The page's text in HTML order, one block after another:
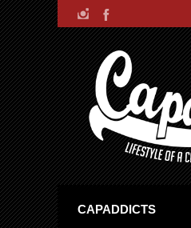
CAPADDICTS